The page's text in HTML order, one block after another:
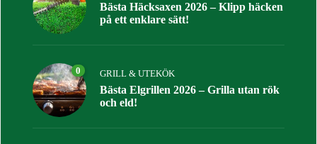
Bästa Häcksaxen 2026 – Klipp häcken
på ett enklare sätt!
0 GRILL & UTEKÖK
Bästa Elgrillen 2026 – Grilla utan rök
och eld!